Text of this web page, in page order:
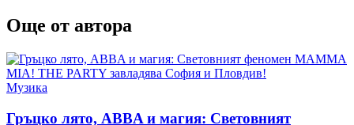
Още от автора
Posted
Музика
Гръцко лято, ABBA и магия: Световният